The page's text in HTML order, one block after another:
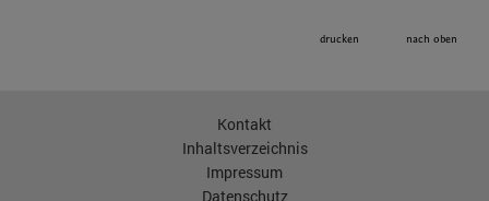
drucken nach oben
Kontakt
Inhaltsverzeichnis
Impressum
Datenschutz